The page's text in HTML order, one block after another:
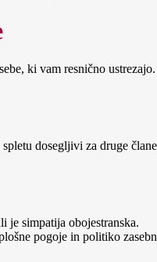
ki vam resnično ustrezajo.
dosegljivi za druge
je simpatija obojestranska.
pogoje in politiko